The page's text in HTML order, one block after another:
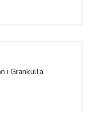
i Grankulla